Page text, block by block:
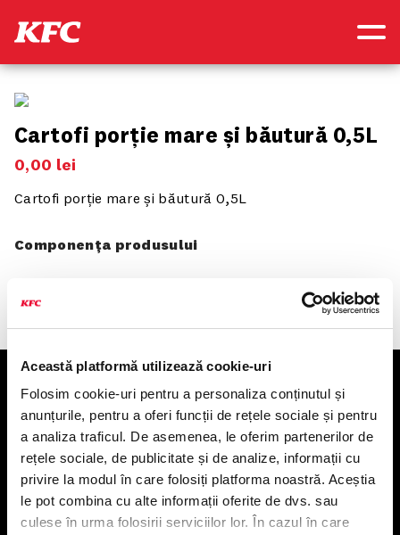
Această platformă utilizează cookie-uri
Folosim cookie-uri pentru a personaliza conținutul și
anunțurile, pentru a oferi funcții de rețele sociale și pentru
a analiza traficul. De asemenea, le oferim partenerilor de
rețele sociale, de publicitate și de analize, informații cu
privire la modul în care folosiți platforma noastră. Aceștia
le pot combina cu alte informații oferite de dvs. sau
culese în urma folosirii serviciilor lor. În cazul în care
Cartofi porție mare și băutură 0,5L
0,00 lei
Cartofi porție mare și băutură 0,5L
Componența produsului
KFC
Meniu livrare
Meniu ridicare
Nutriționale și Alergeni
Abonare Newsletter
Contact